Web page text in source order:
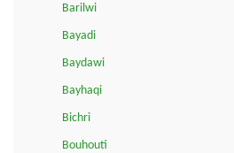
Barilwi
Bayadi
Baydawi
Bayhaqi
Bichri
Bouhouti